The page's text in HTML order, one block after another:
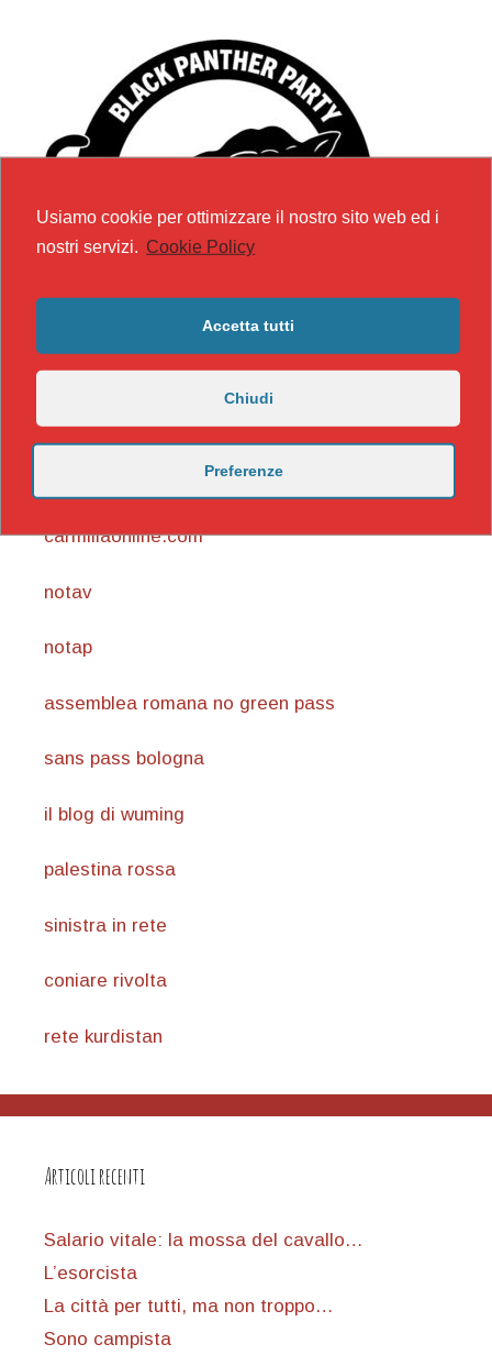
https://nicomaccentelli.substack.com/
carmillaonline.com
notav
notap
assemblea romana no green pass
sans pass bologna
il blog di wuming
palestina rossa
sinistra in rete
coniare rivolta
rete kurdistan
Articoli recenti
Salario vitale: la mossa del cavallo…
L’esorcista
La città per tutti, ma non troppo…
Sono campista
Usiamo cookie per ottimizzare il nostro sito web ed i
nostri servizi. Cookie Policy
Accetta tutti
Chiudi
Preferenze